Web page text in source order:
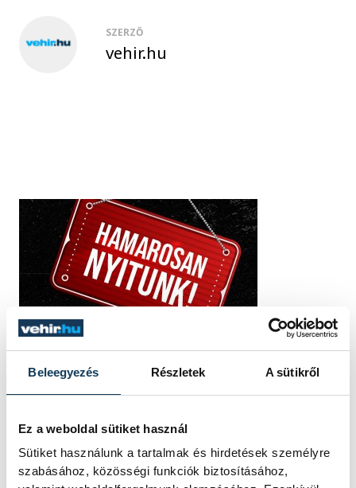
Beleegyezés Részletek A sütikről
Ez a weboldal sütiket használ
Sütiket használunk a tartalmak és hirdetések személyre
szabásához, közösségi funkciók biztosításához,
SZERZŐ
vehir.hu